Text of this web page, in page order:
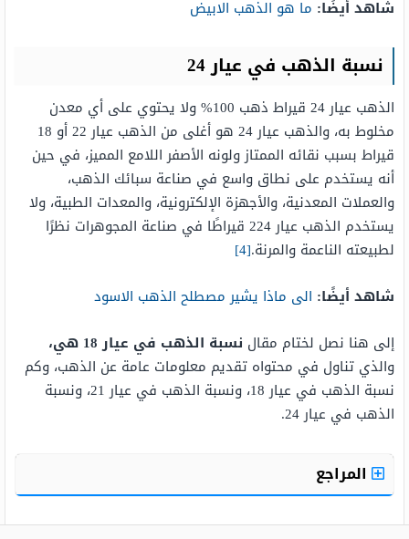
شاهد أيضًا: ما هو الذهب الابيض
نسبة الذهب في عيار 24​​​​
الذهب عيار 24 قيراط ذهب 100% ولا يحتوي على أي معدن
مخلوط به، والذهب عيار 24 هو أغلى من الذهب عيار 22 أو 18
قيراط بسبب نقائه الممتاز ولونه الأصفر اللامع المميز، في حين
أنه يستخدم على نطاق واسع في صناعة سبائك الذهب،
والعملات المعدنية، والأجهزة الإلكترونية، والمعدات الطبية، ولا
يستخدم الذهب عيار 224 قيراطًا في صناعة المجوهرات نظرًا
لطبيعته الناعمة والمرنة.[4]
شاهد أيضًا: الى ماذا يشير مصطلح الذهب الاسود
إلى هنا نصل لختام مقال نسبة الذهب في عيار 18 هي​​​​​​​،
والذي تناول في محتواه تقديم معلومات عامة عن الذهب، وكم
نسبة الذهب في عيار 18، ونسبة الذهب في عيار 21، ونسبة
الذهب في عيار 24.
المراجع